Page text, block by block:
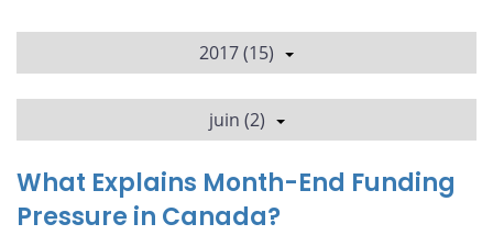
2017 (15)
juin (2)
What Explains Month-End Funding
Pressure in Canada?